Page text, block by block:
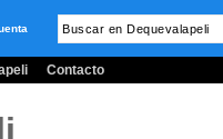
Contacto